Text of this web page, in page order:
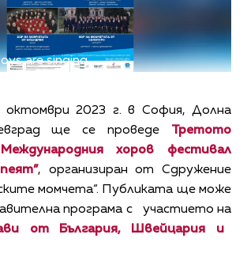
are singing
2023 г. в София, Долна
ще се проведе Третото
хоров фестивал
, организиран от Сдружение
момчета“. Публиката ще може
програма с участието на
от България, Швейцария и